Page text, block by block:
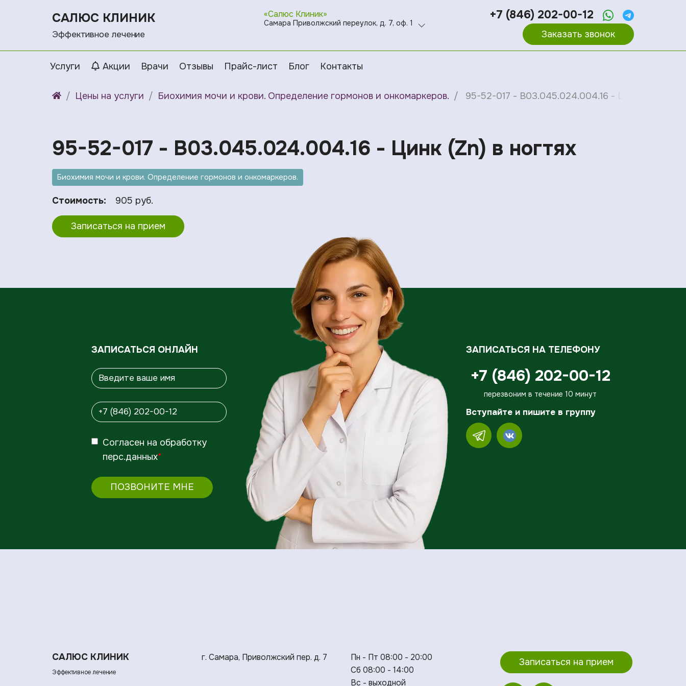
САЛЮС КЛИНИК
Эффективное лечение
«Салюс Клиник»
Самара Приволжский переулок, д. 7, оф. 1
+7 (846) 202-00-12
Заказать звонок
Услуги Акции Врачи Отзывы Прайс-лист Блог Контакты
Цены на услуги Биохимия мочи и крови. Определение гормонов и онкомаркеров. 95-52-017 - B03.045.024.004.16 - Цинк (Zn) в
95-52-017 - B03.045.024.004.16 - Цинк (Zn) в ногтях
Биохимия мочи и крови. Определение гормонов и онкомаркеров.
Стоимость: 905 руб.
Записаться на прием
ЗАПИСАТЬСЯ ОНЛАЙН
Согласен на обработку
перс.данных*
ПОЗВОНИТЕ МНЕ
ЗАПИСАТЬСЯ НА ТЕЛЕФОНУ
+7 (846) 202-00-12
перезвоним в течение 10 минут
Вступайте и пишите в группу
САЛЮС КЛИНИК
Эффективное лечение
г. Самара, Приволжский пер. д. 7
Пн - Пт 08:00 - 20:00
Сб 08:00 - 14:00
Вс - выходной
Записаться на прием